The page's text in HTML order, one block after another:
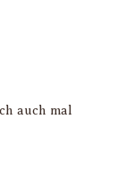
auch mal